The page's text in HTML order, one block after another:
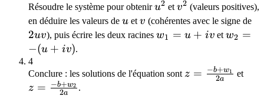
+
2uvi
Résoudre le système pour obteniru^2
u2 et v^2
v2 (valeurs positives),
en déduire les valeurs de u
u et v
v (cohérentes avec le signe de
2uv), puis écrire les deux racines w_1
iv
w1 = u + iv etw_2 =
w2 =
−(u + iv).
4
Conclure : les solutions de l'équation sont z =
z = 2a
−b+w1 etz =
z = 2a
−b+w2 .